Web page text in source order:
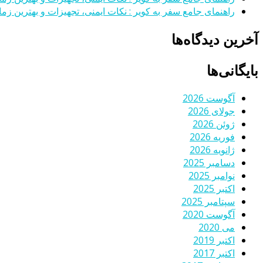
راهنمای جامع سفر به کویر : نکات ایمنی، تجهیزات و بهترین
آخرین دیدگاه‌ها
بایگانی‌ها
آگوست 2026
جولای 2026
ژوئن 2026
فوریه 2026
ژانویه 2026
دسامبر 2025
نوامبر 2025
اکتبر 2025
سپتامبر 2025
آگوست 2020
می 2020
اکتبر 2019
اکتبر 2017